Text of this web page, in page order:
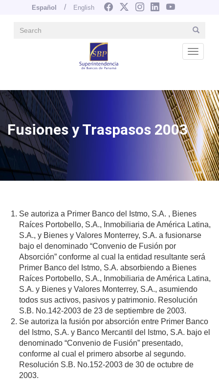
Español English
Navegación principal Search
Image
Fusiones y Traspasos 2003
Se autoriza a Primer Banco del Istmo, S.A. , Bienes
Raíces Portobello, S.A., Inmobiliaria de América Latina,
S.A., y Bienes y Valores Monterrey, S.A. a fusionarse
bajo el denominado “Convenio de Fusión por
Absorción” conforme al cual la entidad resultante será
Primer Banco del Istmo, S.A. absorbiendo a Bienes
Raíces Portobello, S.A., Inmobiliaria de América Latina,
S.A. y Bienes y Valores Monterrey, S.A., asumiendo
todos sus activos, pasivos y patrimonio. Resolución
S.B. No.142-2003 de 23 de septiembre de 2003.
Se autoriza la fusión por absorción entre Primer Banco
del Istmo, S.A. y Banco Mercantil del Istmo, S.A. bajo el
denominado “Convenio de Fusión” presentado,
conforme al cual el primero absorbe al segundo.
Resolución S.B. No.152-2003 de 30 de octubre de
2003.